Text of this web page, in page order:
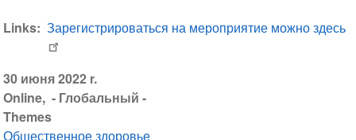
30 июня 2022 r.
Online - Глобальный -
Themes
Общественное здоровье
Links Зарегистрироваться на мероприятие можно здесь